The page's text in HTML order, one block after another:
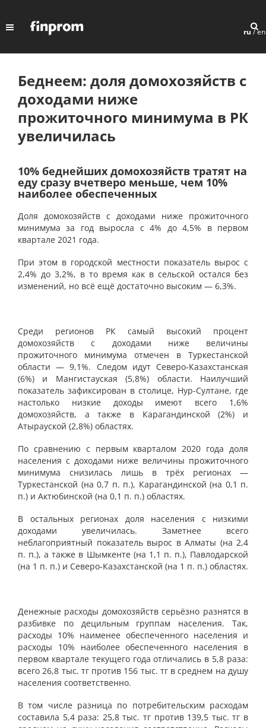
ru/en
Беднеем: доля домохозяйств с
доходами ниже
прожиточного минимума в РК
увеличилась
10% беднейших домохозяйств тратят на
еду сразу вчетверо меньше, чем 10%
наиболее обеспеченных
Доля домохозяйств с доходами ниже прожиточного
минимума за год выросла с 4% до 4,5% в первом
квартале 2021 года.
При этом в городской местности показатель вырос с
2,4% до 3,2%, в то время как в сельской остался без
изменений, но всё ещё достаточно высоким — 6,3%.
Среди регионов РК самый высокий процент
домохозяйств с доходами ниже величины
прожиточного минимума отмечен в Туркестанской
области — 9,1%. Следом идут Северо-Казахстанская
(6%) и Мангистауская (5,8%) области. Наилучший
показатель зафиксирован в столице, Нур-Султане, где
настолько низкие доходы имеют всего 1,6%
домохозяйств, а также в Карагандинской (2%) и
Атырауской (2,8%) областях.
По сравнению с первым кварталом 2020 года доля
населения с доходами ниже величины прожиточного
минимума снизилась лишь в трёх регионах —
Туркестанской (на 0,7 п. п.), Карагандинской (на 0,1 п.
п.) и Актюбинской (на 0,1 п. п.) областях.
В остальных регионах доля населения с низкими
доходами увеличилась. Заметнее всего
неблагоприятный показатель вырос в Алматы (на 2,4
п. п.), а также в Шымкенте (на 1,1 п. п.), Павлодарской
(на 1 п. п.) и Северо-Казахстанской (на 1 п. п.) областях.
Денежные расходы домохозяйств серьёзно разнятся в
разбивке по децильным группам населения. Так,
расходы 10% наименее обеспеченного населения и
расходы 10% наиболее обеспеченного населения в
первом квартале текущего года отличались в 5,8 раза:
всего 26,8 тыс. тг против 156 тыс. тг в среднем на душу
населения соответственно.
В том числе разница по потребительским расходам
составила 5,4 раза: 25,8 тыс. тг против 139,5 тыс. тг в